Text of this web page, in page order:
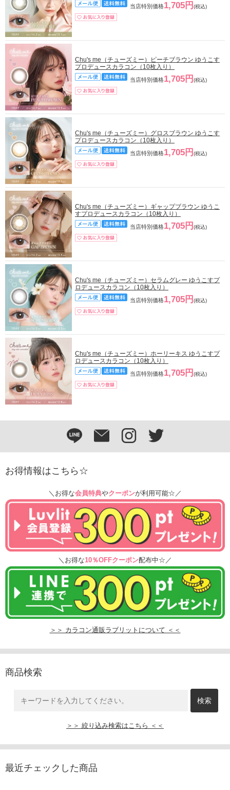
当店特別価格1,705円 (税込)
Chu's me（チューズミー）ピーチブラウン ゆうこす
プロデュースカラコン（10枚入り）
当店特別価格1,705円 (税込)
Chu's me（チューズミー）グロスブラウン ゆうこす
プロデュースカラコン（10枚入り）
当店特別価格1,705円 (税込)
Chu's me（チューズミー）ギャップブラウン ゆうこ
すプロデュースカラコン（10枚入り）
当店特別価格1,705円 (税込)
Chu's me（チューズミー）セラムグレー ゆうこすプ
ロデュースカラコン（10枚入り）
当店特別価格1,705円 (税込)
Chu's me（チューズミー）ホーリーキス ゆうこすプ
ロデュースカラコン（10枚入り）
当店特別価格1,705円 (税込)
お得情報はこちら☆
＼お得な会員特典やクーポンが利用可能☆／
＼お得な10％OFFクーポン配布中☆／
＞＞ カラコン通販ラブリットについて ＜＜
商品検索
＞＞ 絞り込み検索はこちら ＜＜
最近チェックした商品